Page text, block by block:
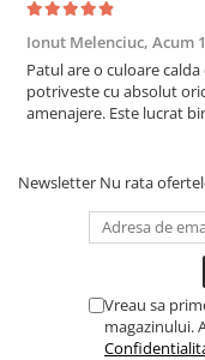
Ionut Melenciuc, Acum
Patul are o culoare calda
potriveste cu absolut
amenajere. Este lucrat
drag !
Newsletter Nu rata
Vreau sa
magazinului.